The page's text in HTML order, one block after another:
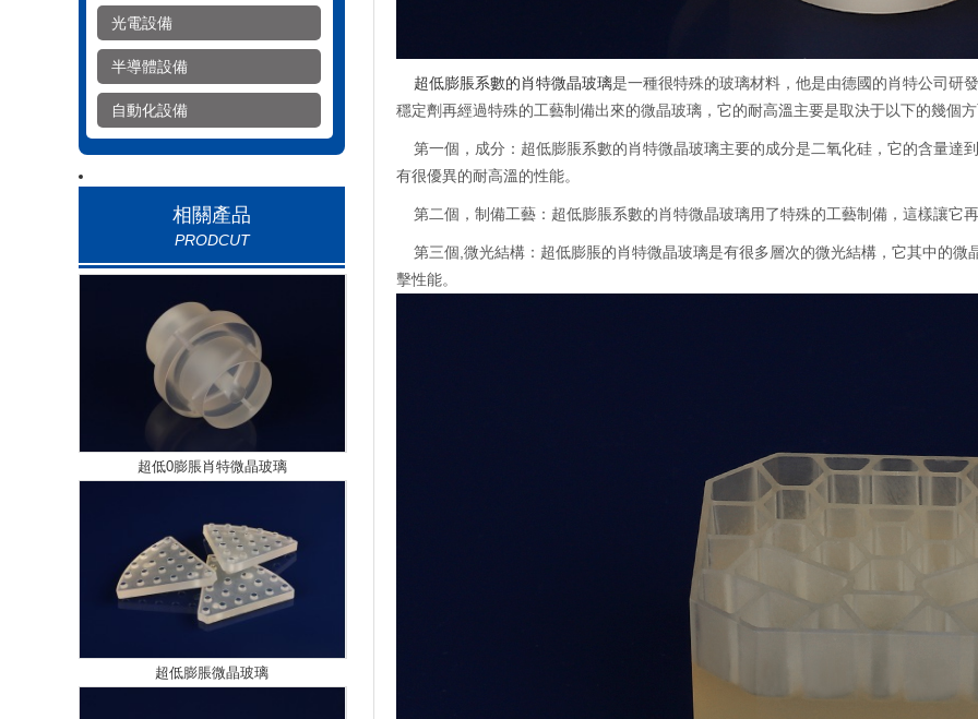
光電設備
半導體設備
自動化設備
相關產品
PRODCUT
超低0膨脹肖特微晶玻璃
超低膨脹微晶玻璃
超低膨脹系數的肖特微晶玻璃是一種很特殊的玻璃材料，他是由德國的肖特公司研
穩定劑再經過特殊的工藝制備出來的微晶玻璃，它的耐高溫主要是取決于以下的幾個
第一個，成分：超低膨脹系數的肖特微晶玻璃主要的成分是二氧化硅，它的含量達
有很優異的耐高溫的性能。
第二個，制備工藝：超低膨脹系數的肖特微晶玻璃用了特殊的工藝制備，這樣讓它
第三個,微光結構：超低膨脹的肖特微晶玻璃是有很多層次的微光結構，它其中的微
擊性能。